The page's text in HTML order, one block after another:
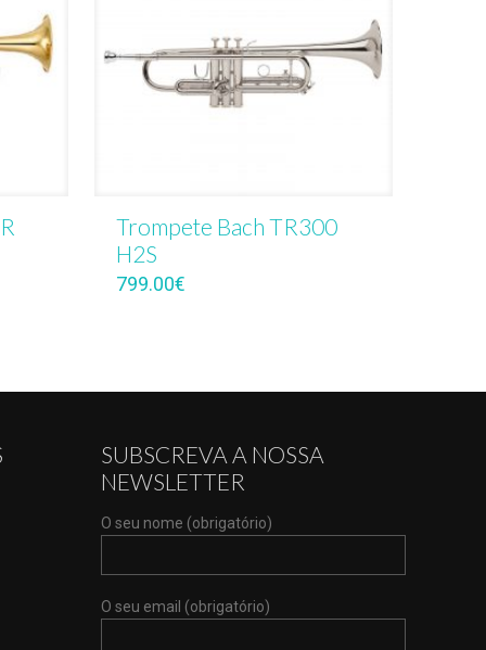
Trompete Bach TR300
H2S
799.00€
SUBSCREVA A NOSSA
NEWSLETTER
O seu nome (obrigatório)
O seu email (obrigatório)